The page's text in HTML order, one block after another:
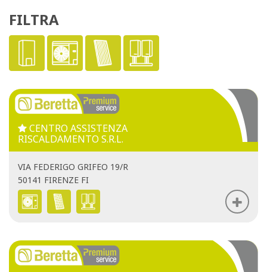
FILTRA
CENTRO ASSISTENZA
RISCALDAMENTO S.R.L.
VIA FEDERIGO GRIFEO 19/R
50141 FIRENZE FI